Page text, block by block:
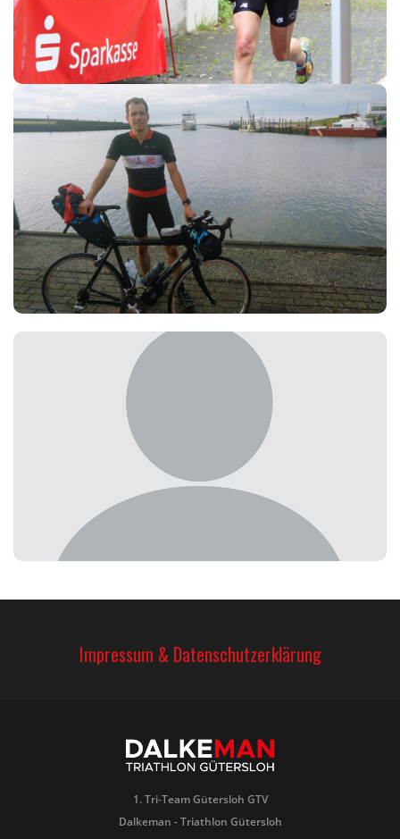
Holger Eiben
Thorsten Torweihe
Impressum & Datenschutzerklärung
1. Tri-Team Gütersloh GTV
Dalkeman - Triathlon Gütersloh